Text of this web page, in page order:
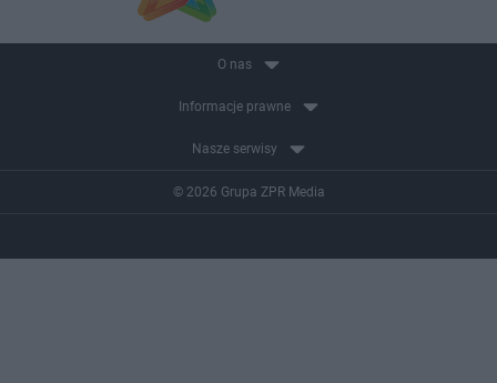
O nas
Informacje prawne
Nasze serwisy
© 2026 Grupa ZPR Media